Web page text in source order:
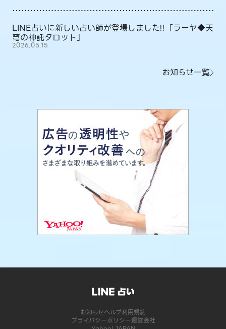
LINE占いに新しい占い師が登場しました!!「ラーヤ◆天
穹の神託タロット」
2026.05.15
お知らせ一覧
お知らせヘルプ利用規約
プライバシーポリシー運営会社